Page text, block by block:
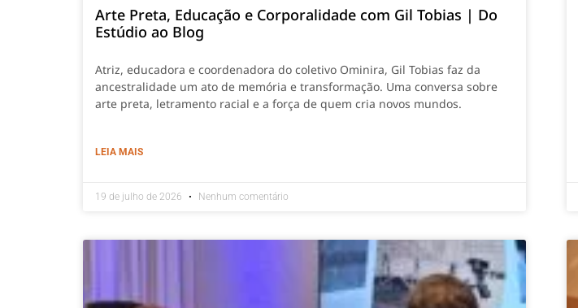
Arte Preta, Educação e Corporalidade com Gil Tobias | Do
Estúdio ao Blog
Atriz, educadora e coordenadora do coletivo Ominira, Gil Tobias faz da
ancestralidade um ato de memória e transformação. Uma conversa sobre
arte preta, letramento racial e a força de quem cria novos mundos.
LEIA MAIS
19 de julho de 2026 Nenhum comentário